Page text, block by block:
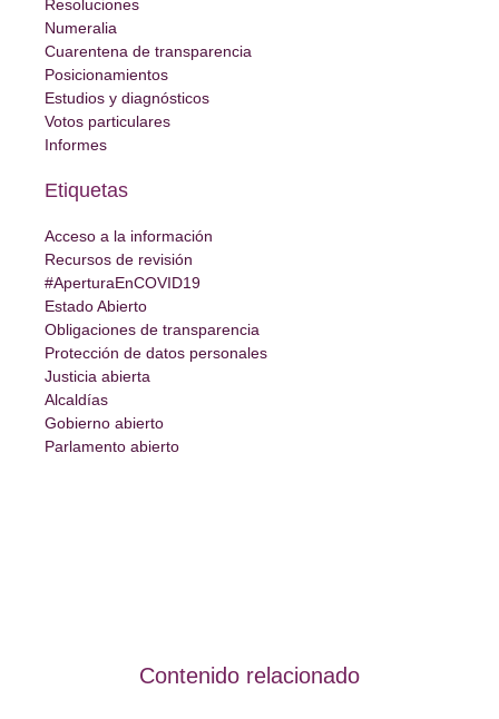
Resoluciones
Numeralia
Cuarentena de transparencia
Posicionamientos
Estudios y diagnósticos
Votos particulares
Informes
Etiquetas
Acceso a la información
Recursos de revisión
#AperturaEnCOVID19
Estado Abierto
Obligaciones de transparencia
Protección de datos personales
Justicia abierta
Alcaldías
Gobierno abierto
Parlamento abierto
Contenido relacionado